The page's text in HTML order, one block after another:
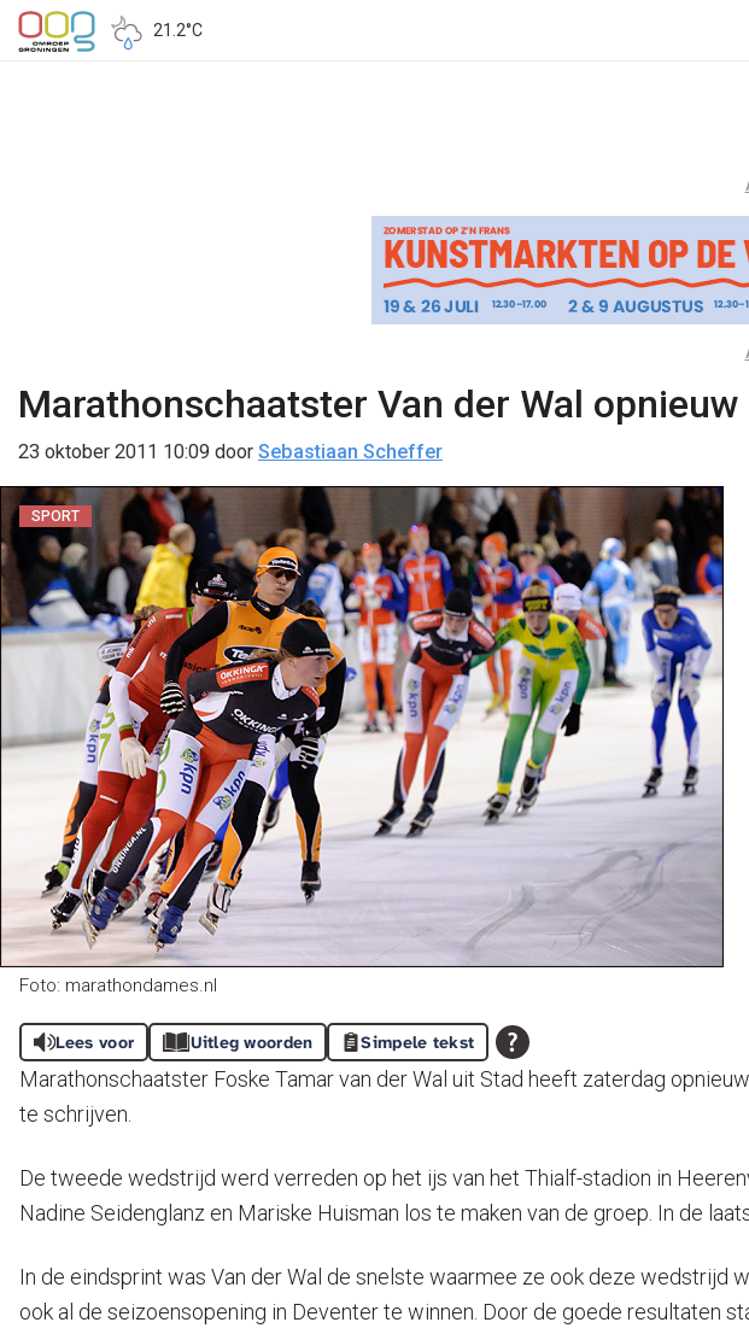
21.2°C
Marathonschaatster Van der Wal
23 oktober 2011 10:09 door Sebastiaan Scheffer
SPORT
Foto: marathondames.nl
Lees voor Uitleg woorden Simpele tekst
Marathonschaatster Foske Tamar van der Wal uit Stad heeft zaterdag
te schrijven.
De tweede wedstrijd werd verreden op het ijs van het Thialf-stadion in
Nadine Seidenglanz en Mariske Huisman los te maken van de groep. In de
In de eindsprint was Van der Wal de snelste waarmee ze ook deze
ook al de seizoensopening in Deventer te winnen. Door de goede resultaten